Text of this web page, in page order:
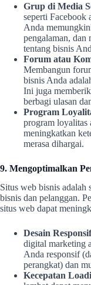
Grup di Media
seperti Facebook
Anda
pengalaman, dan
tentang bisnis
Forum atau
Membangun
bisnis Anda
Ini juga
berbagi ulasan
Program
program loyalitas
meningkatkan
merasa dihargai.
9. Mengoptimalkan
Situs web bisnis adalah
bisnis dan pelanggan.
situs web dapat
Desain
digital marketing
Anda responsif
perangkat) dan
Kecepatan